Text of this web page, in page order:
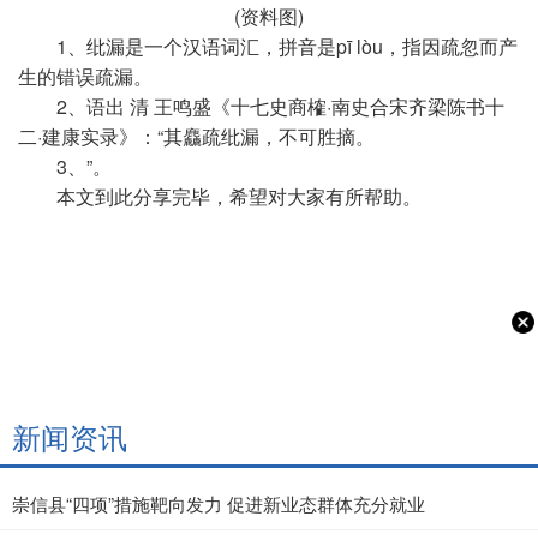
(资料图)
1、纰漏是一个汉语词汇，拼音是pī lòu，指因疏忽而产
生的错误疏漏。
2、语出 清 王鸣盛《十七史商榷·南史合宋齐梁陈书十
二·建康实录》：“其麤疏纰漏，不可胜摘。
3、”。
本文到此分享完毕，希望对大家有所帮助。
新闻资讯
崇信县“四项”措施靶向发力 促进新业态群体充分就业